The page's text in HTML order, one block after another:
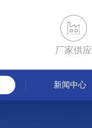
厂家供应
新闻中心